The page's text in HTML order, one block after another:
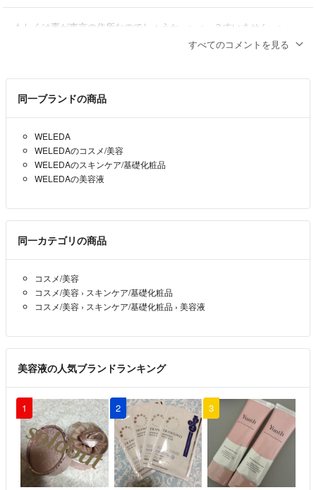
もしくは裏が東京の住所なのでしょうか…>_<…？すいません…>_
購入したいのですが、偽物もまわっているようでして申し訳ないので
すが、正規品かどうかだけたしかめたいのですが、裏の書いていると
ころの写真をはっていただけますか！？
るう - 約11年前
出品者
あず - 約11年前
出品者 nico☺︎- 約11年前
おまけは何が付いているのですか？
あず- 約11年前
分かりました。ありがとうございます。
misa - 約11年前
すべてのコメントを見る
同一ブランドの商品
WELEDA
WELEDAのコスメ/美容
WELEDAのスキンケア/基礎化粧品
WELEDAの美容液
同一カテゴリの商品
コスメ/美容
コスメ/美容 › スキンケア/基礎化粧品
コスメ/美容 › スキンケア/基礎化粧品 › 美容液
美容液の人気ブランドランキング
1 2 3